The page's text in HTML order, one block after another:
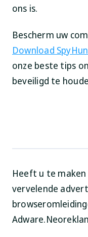
ons is.
Bescherm uw
Download
onze beste tips
beveiligd te
Heeft u te
vervelende